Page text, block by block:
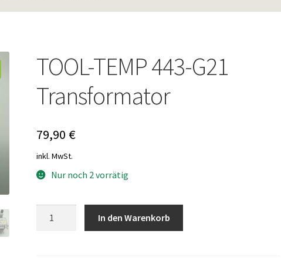
TOOL-TEMP 443-G21
Transformator
79,90 €
inkl. MwSt.
Nur noch 2 vorrätig
In den Warenkorb